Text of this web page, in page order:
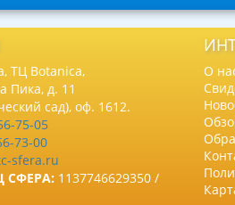
ТЦ Botanica,
Пика, д. 11
сад), оф. 1612.
75-05
73-00
sfera.ru
СФЕРА: 1137746629350 /
О